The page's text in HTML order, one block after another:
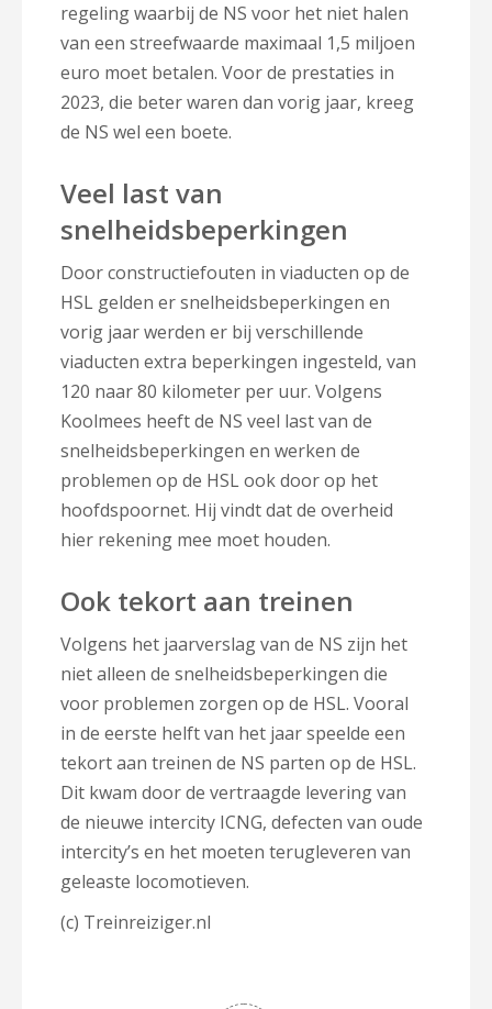
regeling waarbij de NS voor het niet halen
van een streefwaarde maximaal 1,5 miljoen
euro moet betalen. Voor de prestaties in
2023, die beter waren dan vorig jaar, kreeg
de NS wel een boete.
Veel last van
snelheidsbeperkingen
Door constructiefouten in viaducten op de
HSL gelden er snelheidsbeperkingen en
vorig jaar werden er bij verschillende
viaducten extra beperkingen ingesteld, van
120 naar 80 kilometer per uur. Volgens
Koolmees heeft de NS veel last van de
snelheidsbeperkingen en werken de
problemen op de HSL ook door op het
hoofdspoornet. Hij vindt dat de overheid
hier rekening mee moet houden.
Ook tekort aan treinen
Volgens het jaarverslag van de NS zijn het
niet alleen de snelheidsbeperkingen die
voor problemen zorgen op de HSL. Vooral
in de eerste helft van het jaar speelde een
tekort aan treinen de NS parten op de HSL.
Dit kwam door de vertraagde levering van
de nieuwe intercity ICNG, defecten van oude
intercity’s en het moeten terugleveren van
geleaste locomotieven.
(c) Treinreiziger.nl